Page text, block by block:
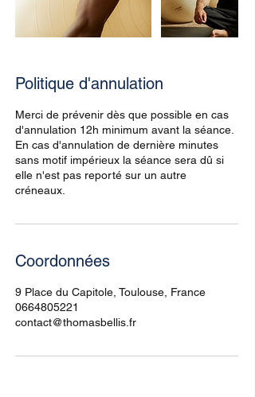
Politique d'annulation
Merci de prévenir dès que possible en cas
d'annulation 12h minimum avant la séance.
En cas d'annulation de dernière minutes
sans motif impérieux la séance sera dû si
elle n'est pas reporté sur un autre
créneaux.
Coordonnées
9 Place du Capitole, Toulouse, France
0664805221
contact@thomasbellis.fr